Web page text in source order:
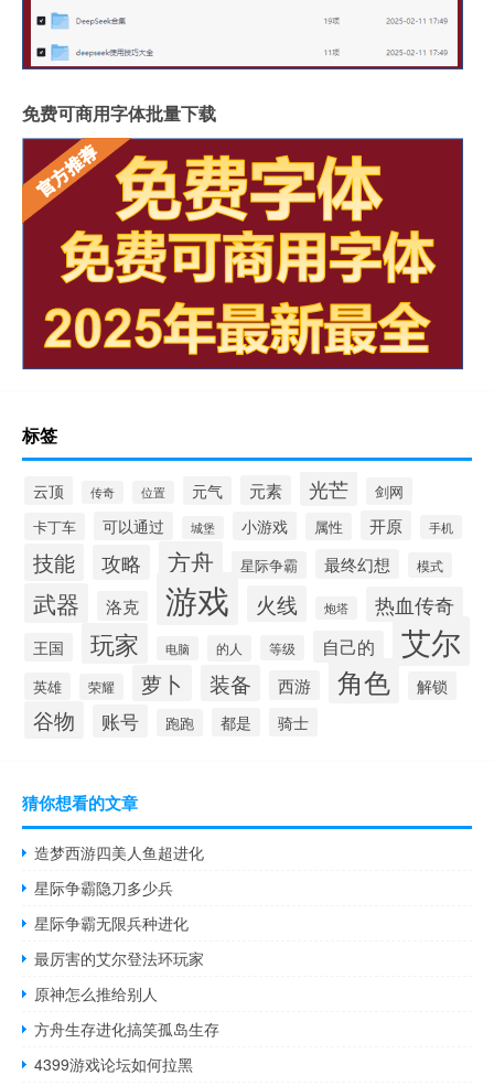
免费可商用字体批量下载
标签
云顶 传奇 位置 元气 元素 光芒
剑网
卡丁车
可以通过 城堡 小游戏 属性 开原 手机
技能 攻略 方舟 星际争霸 最终幻想 模式
武器 洛克 游戏 火线 炮塔 热血传奇
王国 玩家 电脑 的人 等级 自己的 艾尔
英雄 荣耀 萝卜 装备 西游 角色 解锁
谷物 账号 跑跑 都是 骑士
猜你想看的文章
造梦西游四美人鱼超进化
星际争霸隐刀多少兵
星际争霸无限兵种进化
最厉害的艾尔登法环玩家
原神怎么推给别人
方舟生存进化搞笑孤岛生存
4399游戏论坛如何拉黑